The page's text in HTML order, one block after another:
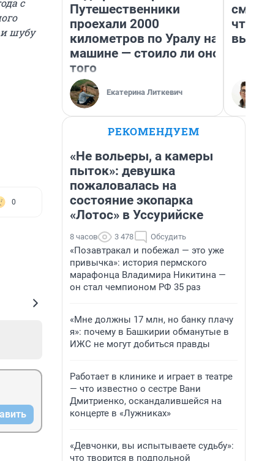
с
шубу
0
Путешественники
проехали 2000
километров по Уралу на
машине — стоило ли оно
того
Екатерина Литкевич
РЕКОМЕНДУЕМ
«Не вольеры, а камеры
пыток»: девушка
пожаловалась на
состояние экопарка
«Лотос» в Уссурийске
8 часов 3 478 Обсудить
«Позавтракал и побежал — это уже
привычка»: история пермского
марафонца Владимира Никитина —
он стал чемпионом РФ 35 раз
«Мне должны 17 млн, но банку плачу
я»: почему в Башкирии обманутые в
ИЖС не могут добиться правды
Работает в клинике и играет в театре
— что известно о сестре Вани
Дмитриенко, оскандалившейся на
концерте в «Лужниках»
«Девчонки, вы испытываете судьбу»:
что творится в подпольной